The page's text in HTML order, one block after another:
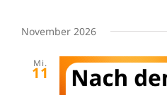
November 2026
Mi.
11